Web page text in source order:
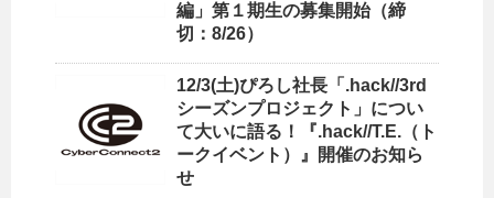
編」第１期生の募集開始（締
切：8/26）
12/3(土)ぴろし社長「.hack//3rd
シーズンプロジェクト」につい
て大いに語る！『.hack//T.E.（ト
ークイベント）』開催のお知ら
せ